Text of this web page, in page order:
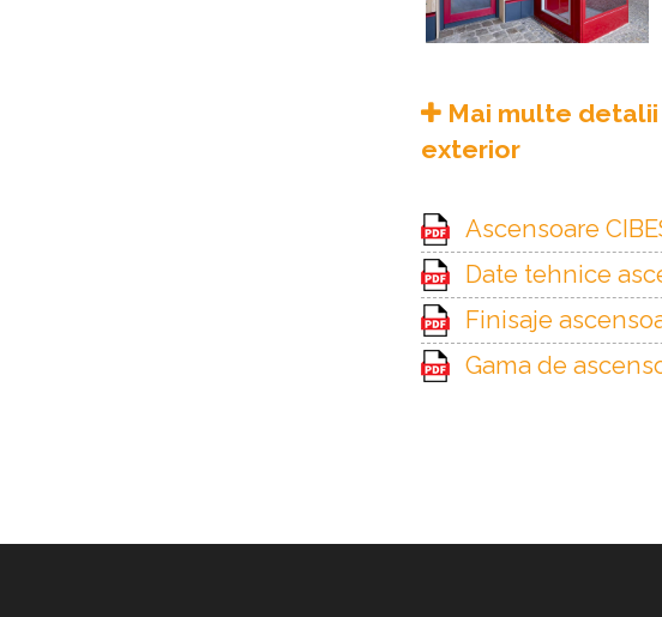
Mai multe detalii
exterior
Ascensoare
Date tehnice
Finisaje
Gama de